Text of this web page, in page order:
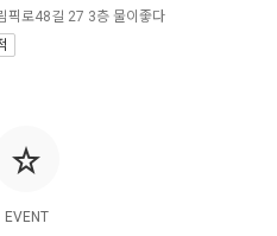
EVENT
픽로48길 27 3층 물이좋다